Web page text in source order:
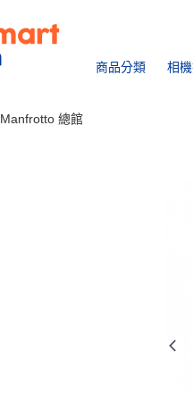
商品分類 相
Manfrotto 總館